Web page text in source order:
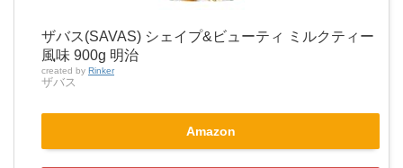
ザバス(SAVAS) シェイプ&ビューティ ミルクティー
風味 900g 明治
created by Rinker
ザバス
Amazon